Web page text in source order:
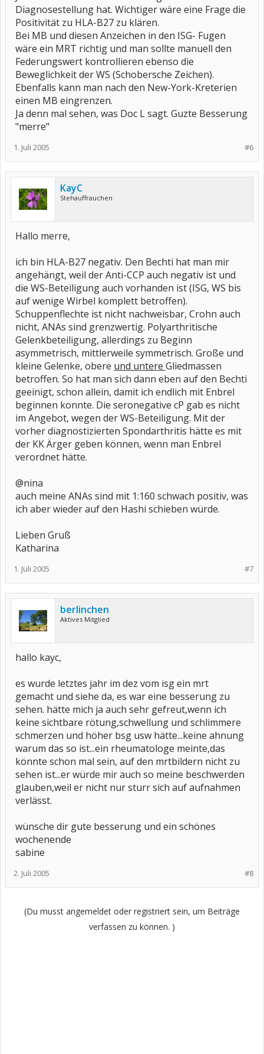
Diagnosestellung hat. Wichtiger wäre eine Frage die
Positivität zu HLA-B27 zu klären.
Bei MB und diesen Anzeichen in den ISG- Fugen
wäre ein MRT richtig und man sollte manuell den
Federungswert kontrollieren ebenso die
Beweglichkeit der WS (Schobersche Zeichen).
Ebenfalls kann man nach den New-York-Kreterien
einen MB eingrenzen.
Ja denn mal sehen, was Doc L sagt. Guzte Besserung
"merre"
#6
1. Juli 2005
KayC
Stehauffrauchen
Hallo merre,
ich bin HLA-B27 negativ. Den Bechti hat man mir
angehängt, weil der Anti-CCP auch negativ ist und
die WS-Beteiligung auch vorhanden ist (ISG, WS bis
auf wenige Wirbel komplett betroffen).
Schuppenflechte ist nicht nachweisbar, Crohn auch
nicht, ANAs sind grenzwertig. Polyarthritische
Gelenkbeteiligung, allerdings zu Beginn
asymmetrisch, mittlerweile symmetrisch. Große und
kleine Gelenke, obere und untere Gliedmassen
betroffen. So hat man sich dann eben auf den Bechti
geeinigt, schon allein, damit ich endlich mit Enbrel
beginnen konnte. Die seronegative cP gab es nicht
im Angebot, wegen der WS-Beteiligung. Mit der
vorher diagnostizierten Spondarthritis hätte es mit
der KK Ärger geben können, wenn man Enbrel
verordnet hätte.
@nina
auch meine ANAs sind mit 1:160 schwach positiv, was
ich aber wieder auf den Hashi schieben würde.
Lieben Gruß
Katharina
#7
1. Juli 2005
berlinchen
Aktives Mitglied
hallo kayc,
es wurde letztes jahr im dez vom isg ein mrt
gemacht und siehe da, es war eine besserung zu
sehen. hätte mich ja auch sehr gefreut,wenn ich
keine sichtbare rötung,schwellung und schlimmere
schmerzen und höher bsg usw hätte...keine ahnung
warum das so ist...ein rheumatologe meinte,das
könnte schon mal sein, auf den mrtbildern nicht zu
sehen ist...er würde mir auch so meine beschwerden
glauben,weil er nicht nur sturr sich auf aufnahmen
verlässt.
wünsche dir gute besserung und ein schönes
wochenende
sabine
#8
2. Juli 2005
(Du musst angemeldet oder registriert sein, um Beiträge
verfassen zu können. )